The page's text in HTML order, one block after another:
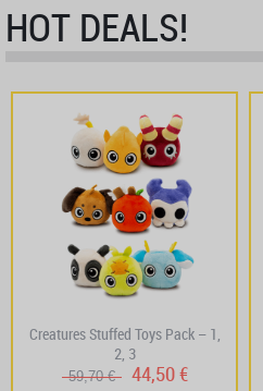
HOT DEALS!
Creatures Stuffed Toys Pack – 1,
2, 3
59,70 € 44,50 €